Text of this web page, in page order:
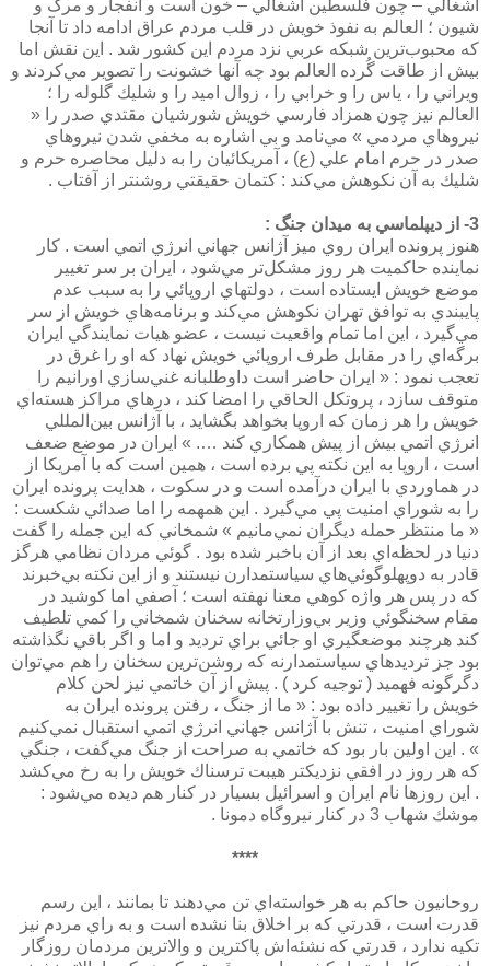
اشغالي – چون فلسطين اشغالي – خون است و انفجار و مرگ و
شيون ؛ العالم به نفوذ خويش در قلب مردم عراق ادامه داد تا آنجا
كه محبوب‌ترين شبكه عربي نزد مردم اين كشور شد . اين نقش اما
بيش از طاقت گُرده العالم بود چه آنها خشونت را تصوير مي‌كردند و
ويراني را ، ياس را و خرابي را ، زوال اميد را و شليك گلوله را ؛
العالم نيز چون همزاد فارسي خويش شورشيان مقتدي صدر را «
نيروهاي مردمي » مي‌نامد و بي اشاره به مخفي شدن نيروهاي
صدر در حرم امام علي (ع) ، آمريكائيان را به دليل محاصره حرم و
شليك به آن نكوهش مي‌كند : كتمان حقيقتي روشنتر از آفتاب .
3- از ديپلماسي به ميدان جنگ :
هنوز پرونده ايران روي ميز آژانس جهاني انرژي اتمي است . كار
نماينده حاكميت هر روز مشكل‌تر مي‌شود ، ايران بر سر تغيير
موضع خويش ايستاده است ، دولتهاي اروپائي را به سبب عدم
پايبندي به توافق تهران نكوهش مي‌كند و برنامه‌هاي خويش از سر
مي‌گيرد ، اين اما تمام واقعيت نيست ،‌ عضو هيات نمايندگي ايران
برگه‌اي را در مقابل طرف اروپائي خويش نهاد كه او را غرق در
تعجب نمود : « ايران حاضر است داوطلبانه غني‌سازي اورانيم را
متوقف سازد ، پروتكل الحاقي را امضا كند ، درهاي مراكز هسته‌اي
خويش را هر زمان كه اروپا بخواهد بگشايد ، با آژانس بين‌المللي
انرژي اتمي بيش از پيش همكاري كند …. » ايران در موضع ضعف
است ،‌ اروپا به اين نكته پي برده است ، همين است كه با آمريكا از
در هماوردي با ايران درآمده است و در سكوت ، هدايت پرونده ايران
را به شوراي امنيت پي مي‌گيرد . اين همهمه را اما صدائي شكست :
« ما منتظر حمله ديگران نمي‌مانيم » شمخاني كه اين جمله را گفت
دنيا در لحظه‌اي بعد از آن باخبر شده بود . گوئي مردان نظامي هرگز
قادر به دوپهلوگوئي‌هاي سياستمدارن نيستند و از اين نكته بي‌خبرند
كه در پس هر واژه كوهي معنا نهفته است ؛ آصفي اما كوشيد در
مقام سخنگوئي وزير بي‌وزارتخانه سخنان شمخاني را كمي تلطيف
كند هرچند موضعگيري او جائي براي ترديد و اما و اگر باقي نگذاشته
بود جز ترديدهاي سياستمدارنه كه روشن‌ترين سخنان را هم مي‌توان
دگرگونه فهميد ( توجيه كرد ) . پيش از آن خاتمي نيز لحن كلام
خويش را تغيير داده بود : « ما از جنگ ، رفتن پرونده ايران به
شوراي امنيت ، تنش با آژانس جهاني انرژي اتمي استقبال نمي‌كنيم
» . اين اولين بار بود كه خاتمي به صراحت از جنگ مي‌گفت ، جنگي
كه هر روز در افقي نزديكتر هيبت ترسناك خويش را به رخ مي‌كشد
. اين روزها نام ايران و اسرائيل بسيار در كنار هم ديده مي‌شود :
موشك شهاب 3 در كنار نيروگاه دمونا .
****
روحانيون حاكم به هر خواسته‌اي تن مي‌دهند تا بمانند ، اين رسم
قدرت است ، قدرتي كه بر اخلاق بنا نشده است و به راي مردم نيز
تكيه ندارد ، قدرتي كه نشئه‌اش پاكترين و والاترين مردمان روزگار